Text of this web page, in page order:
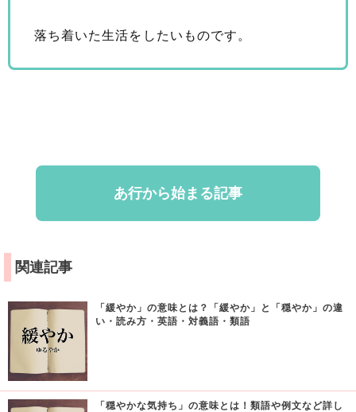
落ち着いた生活をしたいものです。
あ行から始まる記事
関連記事
「緩やか」の意味とは？「緩やか」と「穏やか」の違
い・読み方・英語・対義語・類語
「穏やかな気持ち」の意味とは！類語や例文など詳し